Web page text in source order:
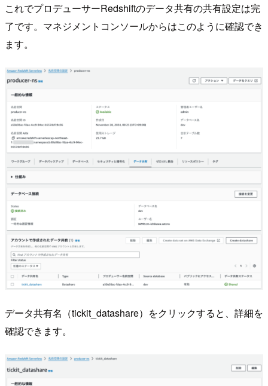
これでプロデューサーRedshiftのデータ共有の共有設定は完
了です。マネジメントコンソールからはこのように確認でき
ます。
データ共有名（tickit_datashare）をクリックすると、詳細を
確認できます。